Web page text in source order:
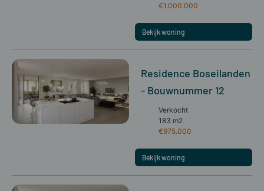
€1.000.000
Bekijk woning
Residence Boseilanden
- Bouwnummer 12
Verkocht
183 m2
€975.000
Bekijk woning